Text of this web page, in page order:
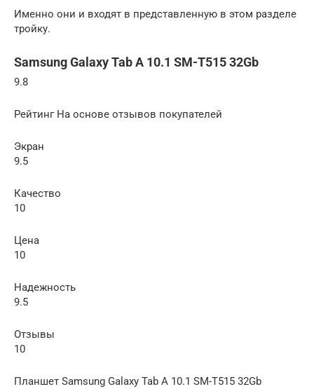
Именно они и входят в представленную в этом разделе
тройку.
Samsung Galaxy Tab A 10.1 SM-T515 32Gb
9.8
Рейтинг На основе отзывов покупателей
Экран
9.5
Качество
10
Цена
10
Надежность
9.5
Отзывы
10
Планшет Samsung Galaxy Tab A 10.1 SM-T515 32Gb